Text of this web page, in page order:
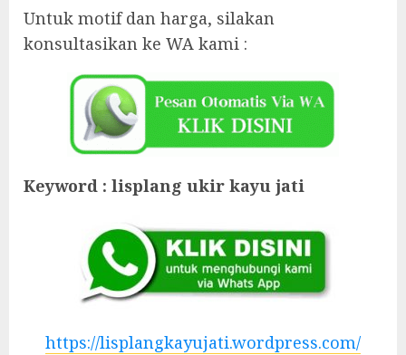
Untuk motif dan harga, silakan
konsultasikan ke WA kami :
Keyword : lisplang ukir kayu jati
https://lisplangkayujati.wordpress.com/